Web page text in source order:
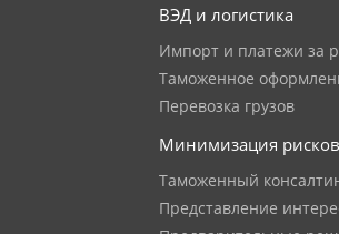
ВЭД и логистика
Импорт и платежи за
Таможенное
Перевозка грузов
Минимизация рисков
Таможенный
Представление